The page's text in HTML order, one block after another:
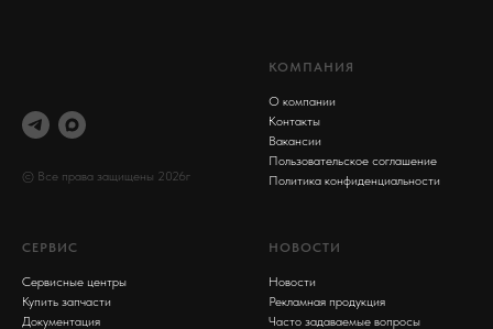
© Все права защищены 2026г
КОМПАНИЯ
О компании
Контакты
Вакансии
Пользовательское соглашение
Политика конфиденциальности
СЕРВИС
Сервисные центры
Купить запчасти
Документация
НОВОСТИ
Новости
Рекламная продукция
Часто задаваемые вопросы